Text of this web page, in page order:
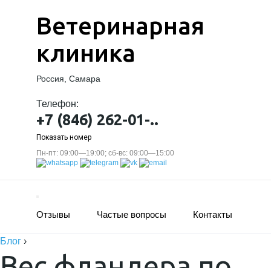
Ветеринарная
клиника
Россия, Самара
Телефон:
+7 (846) 262-01-..
Показать номер
Пн-пт: 09:00—19:00; сб-вс: 09:00—15:00
Отзывы Частые вопросы Контакты
Блог ›